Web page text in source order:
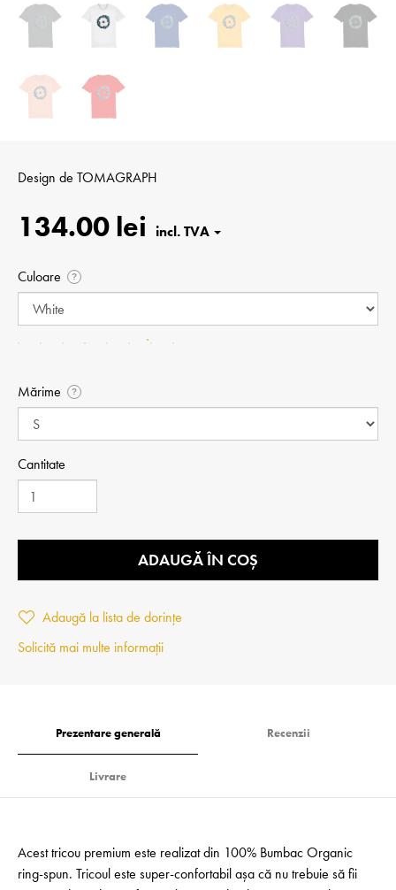
Design de TOMAGRAPH
134.00 lei
Culoare ?
Mărime ?
Cantitate
ADAUGĂ ÎN COȘ
Adaugă la lista de dorințe
Solicită mai multe informații
Prezentare generală Recenzii
Livrare
Acest tricou premium este realizat din 100% Bumbac Organic
ring-spun. Tricoul este super-confortabil așa că nu trebuie să fii